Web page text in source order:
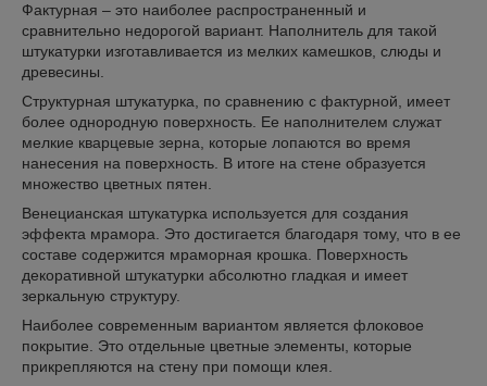
Фактурная – это наиболее распространенный и
сравнительно недорогой вариант. Наполнитель для такой
штукатурки изготавливается из мелких камешков, слюды и
древесины.
Структурная штукатурка, по сравнению с фактурной, имеет
более однородную поверхность. Ее наполнителем служат
мелкие кварцевые зерна, которые лопаются во время
нанесения на поверхность. В итоге на стене образуется
множество цветных пятен.
Венецианская штукатурка используется для создания
эффекта мрамора. Это достигается благодаря тому, что в ее
составе содержится мраморная крошка. Поверхность
декоративной штукатурки абсолютно гладкая и имеет
зеркальную структуру.
Наиболее современным вариантом является флоковое
покрытие. Это отдельные цветные элементы, которые
прикрепляются на стену при помощи клея.